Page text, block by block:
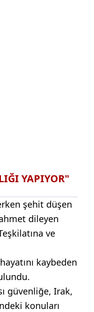
YAPIYOR"
şehit düşen
dileyen
ve
kaybeden
güvenliğe, Irak,
konuları